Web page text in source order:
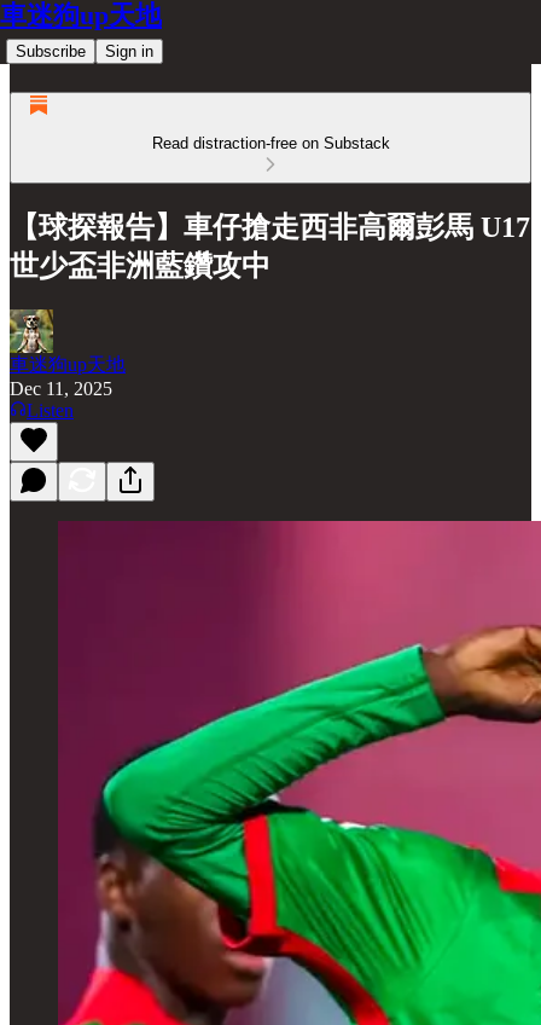
車迷狗up天地
Subscribe Sign in
Read distraction-free on Substack
【球探報告】車仔搶走西非高爾彭馬 U17
世少盃非洲藍鑽攻中
車迷狗up天地
Dec 11, 2025
Listen